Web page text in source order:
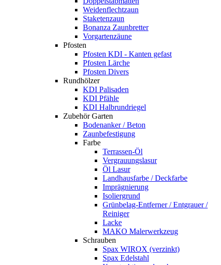
Weidenflechtzaun
Staketenzaun
Bonanza Zaunbretter
Vorgartenzäune
Pfosten
Pfosten KDI - Kanten gefast
Pfosten Lärche
Pfosten Divers
Rundhölzer
KDI Palisaden
KDI Pfähle
KDI Halbrundriegel
Zubehör Garten
Bodenanker / Beton
Zaunbefestigung
Farbe
Terrassen-Öl
Vergrauungslasur
Öl Lasur
Landhausfarbe / Deckfarbe
Imprägnierung
Isoliergrund
Grünbelag-Entferner / Entgrauer /
Reiniger
Lacke
MAKO Malerwerkzeug
Schrauben
Spax WIROX (verzinkt)
Spax Edelstahl